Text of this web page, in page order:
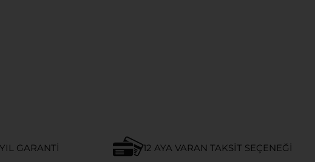
GARANTI 12 AYA VARAN TAKSIT SEÇENEĞI